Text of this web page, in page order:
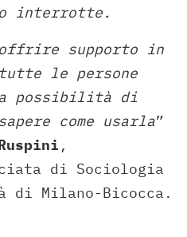
o interrotte.
supporto in
le persone
possibilità di
come usarla”
,
di Sociologia
di Milano-Bicocca.